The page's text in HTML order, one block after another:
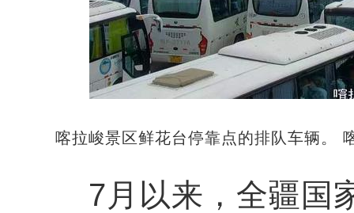
喀拉峻景区鲜花台停靠点的排队车辆。
7月以来，全疆国